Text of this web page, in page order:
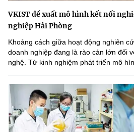
VKIST đề xuất mô hình kết nối
nghiệp Hải Phòng
Khoảng cách giữa hoạt động nghiên
doanh nghiệp đang là rào cản lớn đối
nghệ. Từ kinh nghiệm phát triển mô